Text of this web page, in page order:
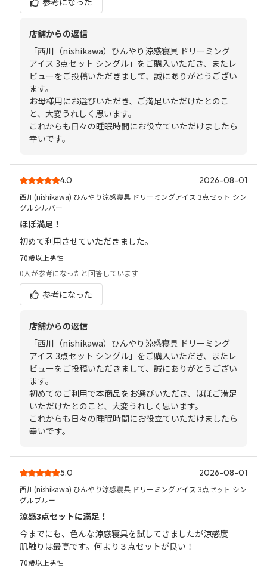
店舗からの返信
「西川（nishikawa）ひんやり涼感寝具 ドリーミング
アイス 3点セット シングル」をご購入いただき、またレ
ビューをご投稿いただきまして、誠にありがとうござい
ます。
お母様用にお選びいただき、ご満足いただけたとのこ
と、大変うれしく思います。
これからも日々の睡眠時間にお役立ていただけましたら
幸いです。
4.0 2026-08-01
西川(nishikawa) ひんやり涼感寝具 ドリーミングアイス 3点セット シン
グルシルバー
ほぼ満足！
初めて利用させていただきました。
70歳以上男性
0人が参考になったと回答しています
参考になった
店舗からの返信
「西川（nishikawa）ひんやり涼感寝具 ドリーミング
アイス 3点セット シングル」をご購入いただき、またレ
ビューをご投稿いただきまして、誠にありがとうござい
ます。
初めてのご利用で本商品をお選びいただき、ほぼご満足
いただけたとのこと、大変うれしく思います。
これからも日々の睡眠時間にお役立ていただけましたら
幸いです。
5.0 2026-08-01
西川(nishikawa) ひんやり涼感寝具 ドリーミングアイス 3点セット シン
グルブルー
涼感3点セットに満足！
今までにも、色んな涼感寝具を試してきましたが涼感度
肌触りは最高です。何より３点セットが良い！
70歳以上男性